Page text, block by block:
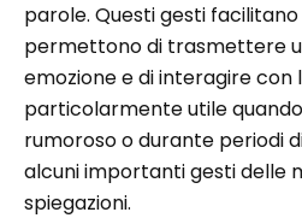
parole. Questi gesti
permettono di trasmettere
emozione e di interagire con
particolarmente utile
rumoroso o durante periodi
alcuni importanti gesti delle
spiegazioni.